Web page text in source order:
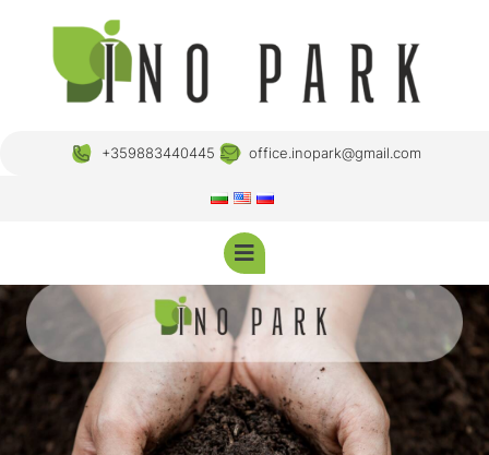
+359883440445 office.inopark@gmail.com